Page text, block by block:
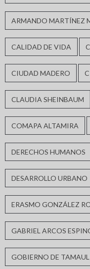
ARMANDO MARTÍNEZ
CALIDAD DE VIDA
CIUDAD MADERO
CLAUDIA SHEINBAUM
COMAPA ALTAMIRA
DERECHOS HUMANOS
DESARROLLO URBANO
ERASMO GONZÁLEZ
GABRIEL ARCOS
GOBIERNO DE